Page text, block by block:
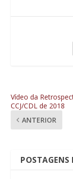
Vídeo da
CCJ/CDL de 2018
ANTERIOR
POSTAGENS